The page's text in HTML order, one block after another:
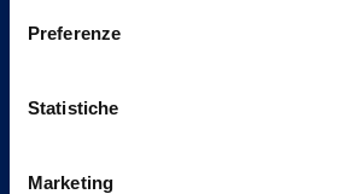
Preferenze
Statistiche
Marketing